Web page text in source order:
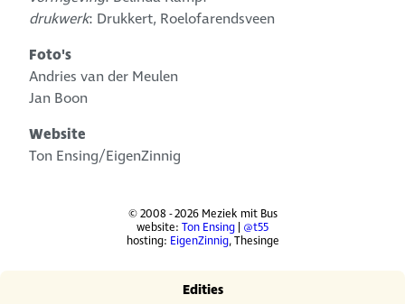
drukwerk: Drukkert, Roelofarendsveen
Foto's
Andries van der Meulen
Jan Boon
Website
Ton Ensing/EigenZinnig
© 2008 - 2026 Meziek mit Bus
website: Ton Ensing @t55
hosting: EigenZinnig, Thesinge
Edities